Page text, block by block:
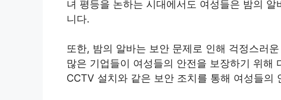
녀 평등을 논하는 시대에서도 여성들은 밤의
니다.
또한, 밤의 알바는 보안 문제로 인해 걱정스러
많은 기업들이 여성들의 안전을 보장하기 위해
CCTV 설치와 같은 보안 조치를 통해 여성들의